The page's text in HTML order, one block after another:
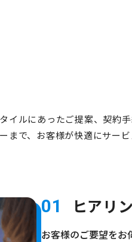
ルにあったご提案、契約手
で、お客様が快適にサー
01 ヒアリ
お客様のご要望をお